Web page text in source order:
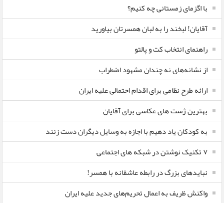
با اگزمای زمستانی چه کنیم؟
آقایان! لبخند را به لبان همسرتان بیاورید
راهنمای انتخاب کت و پالتو
از نشانه‌های نه چندان مشهود اضطراب
ارائه طرح نظامی برای اقدام احتمالی علیه ایران
بهترین ژست های عکاسی برای آقایان
به کودکان یاد دهیم با اجازه به وسایل دیگران دست زنند
۷ تکنیک نوشتن در شبکه های اجتماعی
نبایدهای بزرگ در رابطه عاشقانه با همسر!
واکنش ظریف به اعمال تحریم‌های جدید علیه ایران